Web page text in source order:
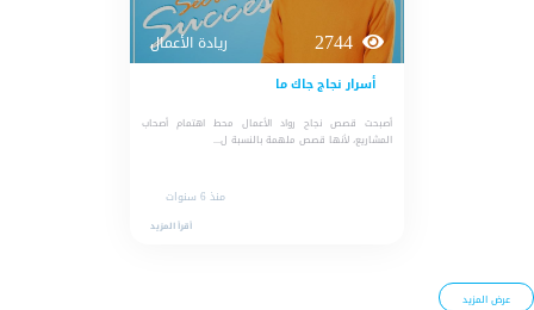
ريادة الأعمال
أسرار نجاج جاك ما
أصبحت قصص نجاح رواد الأعمال محط اهتمام أصحاب
المشاريع، لأنها قصص ملهمة بالنسبة ل...
منذ 6 سنوات
أقرأ المزيد
عرض المزيد